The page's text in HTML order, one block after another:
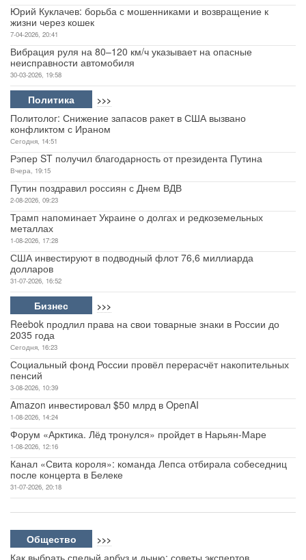
Юрий Куклачев: борьба с мошенниками и возвращение к
жизни через кошек
7-04-2026, 20:41
Вибрация руля на 80–120 км/ч указывает на опасные
неисправности автомобиля
30-03-2026, 19:58
Политика >>>
Политолог: Снижение запасов ракет в США вызвано
конфликтом с Ираном
Сегодня, 14:51
Рэпер ST получил благодарность от президента Путина
Вчера, 19:15
Путин поздравил россиян с Днем ВДВ
2-08-2026, 09:23
Трамп напоминает Украине о долгах и редкоземельных
металлах
1-08-2026, 17:28
США инвестируют в подводный флот 76,6 миллиарда
долларов
31-07-2026, 16:52
Бизнес >>>
Reebok продлил права на свои товарные знаки в России до
2035 года
Сегодня, 16:23
Социальный фонд России провёл перерасчёт накопительных
пенсий
3-08-2026, 10:39
Amazon инвестировал $50 млрд в OpenAI
1-08-2026, 14:24
Форум «Арктика. Лёд тронулся» пройдет в Нарьян-Маре
1-08-2026, 12:16
Канал «Свита короля»: команда Лепса отбирала собеседниц
после концерта в Белеке
31-07-2026, 20:18
Общество >>>